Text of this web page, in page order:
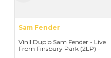
Sam Fender
Vinil Duplo Sam Fender - Live
From Finsbury Park (2LP) -